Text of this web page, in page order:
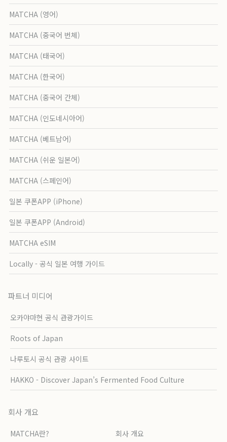
MATCHA (영어)
MATCHA (중국어 번체)
MATCHA (태국어)
MATCHA (한국어)
MATCHA (중국어 간체)
MATCHA (인도네시아어)
MATCHA (베트남어)
MATCHA (쉬운 일본어)
MATCHA (스페인어)
일본 쿠폰APP (iPhone)
일본 쿠폰APP (Android)
MATCHA eSIM
Locally - 공식 일본 여행 가이드
파트너 미디어
오카야마현 공식 관광가이드
Roots of Japan
나루토시 공식 관광 사이트
HAKKO - Discover Japan’s Fermented Food Culture
회사 개요
MATCHA란? 회사 개요